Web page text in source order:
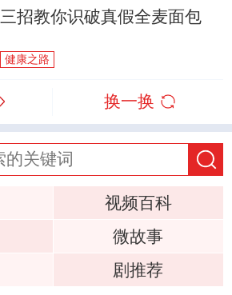
三招教你识破真假全麦面包
健康之路
换一换
视频百科
微故事
剧推荐